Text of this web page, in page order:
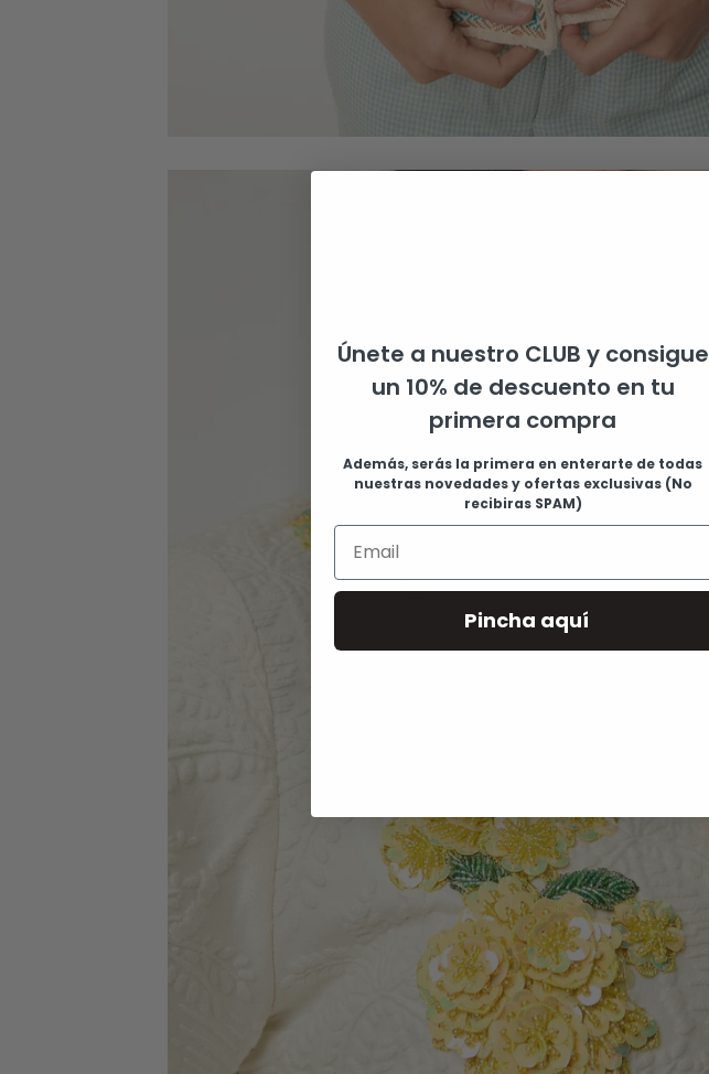
Únete a nuestro CLUB y consigue
un 10% de descuento en tu
primera compra
Además, serás la primera en enterarte de todas
nuestras novedades y ofertas exclusivas (No
recibiras SPAM)
Pincha aquí